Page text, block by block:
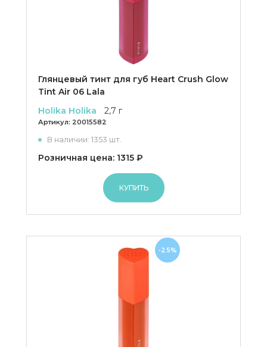
Глянцевый тинт для губ Heart Crush Glow
Tint Air 06 Lala
Holika Holika
2,7 г
Артикул: 20015582
В наличии: 1353 шт.
Розничная цена: 1315 ₽
КУПИТЬ
-25%